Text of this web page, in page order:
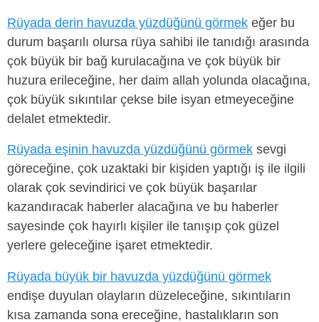
Rüyada derin havuzda yüzdüğünü görmek eğer bu
durum başarılı olursa rüya sahibi ile tanıdığı arasında
çok büyük bir bağ kurulacağına ve çok büyük bir
huzura erileceğine, her daim allah yolunda olacağına,
çok büyük sıkıntılar çekse bile isyan etmeyeceğine
delalet etmektedir.
Rüyada eşinin havuzda yüzdüğünü görmek sevgi
göreceğine, çok uzaktaki bir kişiden yaptığı iş ile ilgili
olarak çok sevindirici ve çok büyük başarılar
kazandıracak haberler alacağına ve bu haberler
sayesinde çok hayırlı kişiler ile tanışıp çok güzel
yerlere geleceğine işaret etmektedir.
Rüyada büyük bir havuzda yüzdüğünü görmek
endişe duyulan olayların düzeleceğine, sıkıntıların
kısa zamanda sona ereceğine, hastalıkların son